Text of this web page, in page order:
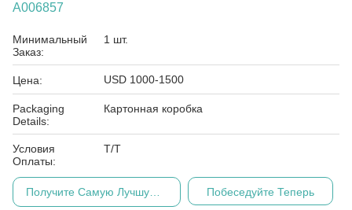
A006857
Минимальный
Заказ:
1 шт.
Цена: USD 1000-1500
Packaging
Details:
Картонная коробка
Условия
Оплаты:
Т/Т
Побеседуйте Теперь